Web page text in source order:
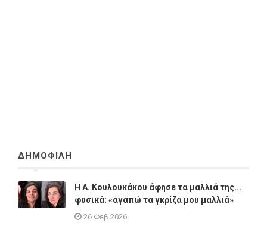
ΔΗΜΟΦΙΛΗ
Η A. Κουλουκάκου άφησε τα μαλλιά της...
φυσικά: «αγαπώ τα γκρίζα μου μαλλιά»
26 Φεβ 2026